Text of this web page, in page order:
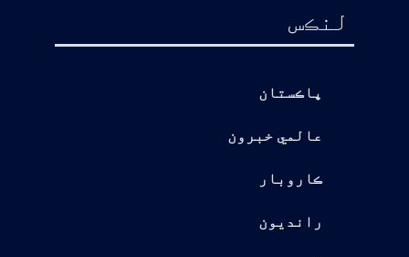
لنڪس
پاڪستان
عالمي خبرون
ڪاروبار
رانديون